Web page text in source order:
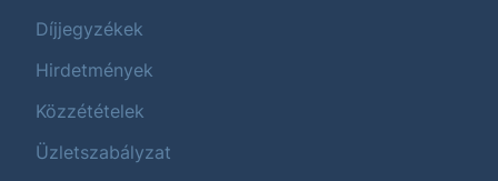
Díjjegyzékek
Hirdetmények
Közzétételek
Üzletszabályzat